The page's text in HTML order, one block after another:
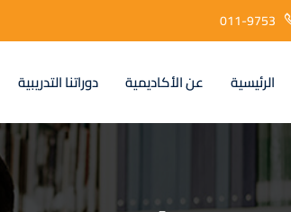
011-9753
الرئيسية عن الأكاديمية دوراتنا التدريبية